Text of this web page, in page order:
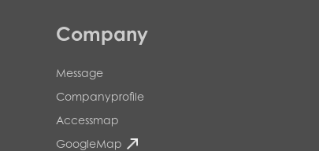
Company
Message
Companyprofile
Accessmap
GoogleMap